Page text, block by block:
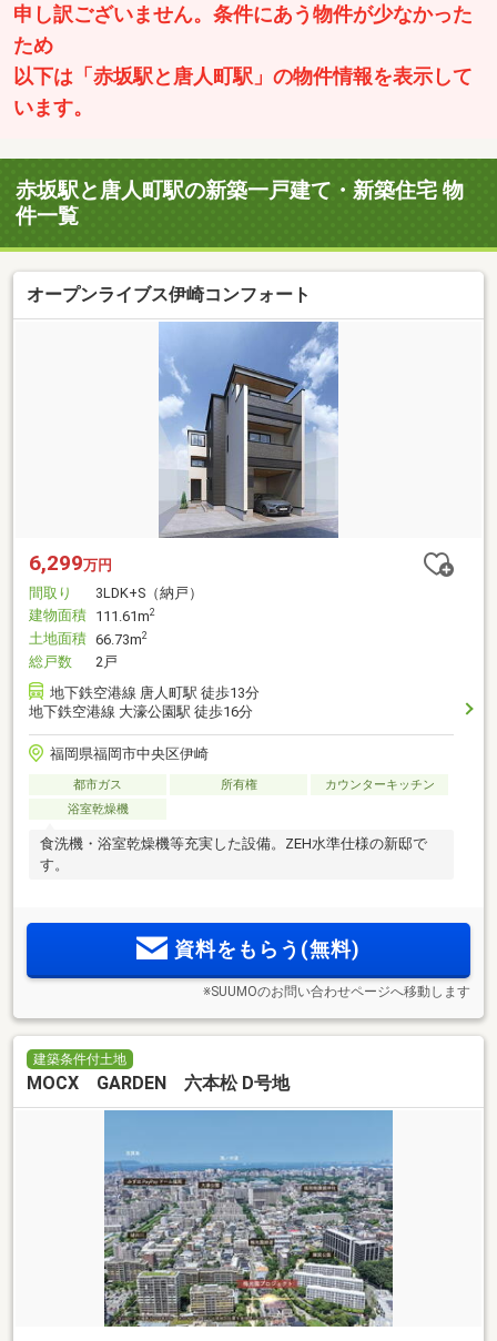
申し訳ございません。条件にあう物件が少なかった
ため
以下は「赤坂駅と唐人町駅」の物件情報を表示して
います。
赤坂駅と唐人町駅の新築一戸建て・新築住宅 物
件一覧
オープンライブス伊崎コンフォート
6,299万円
間取り
3LDK+S（納戸）
建物面積 111.61m2
土地面積 66.73m2
総戸数
2戸
地下鉄空港線 唐人町駅 徒歩13分
地下鉄空港線 大濠公園駅 徒歩16分
福岡県福岡市中央区伊崎
都市ガス 所有権
カウンターキッチン
浴室乾燥機
食洗機・浴室乾燥機等充実した設備。ZEH水準仕様の新邸で
す。
資料をもらう(無料)
※SUUMOのお問い合わせページへ移動します
建築条件付土地
MOCX GARDEN 六本松 D号地